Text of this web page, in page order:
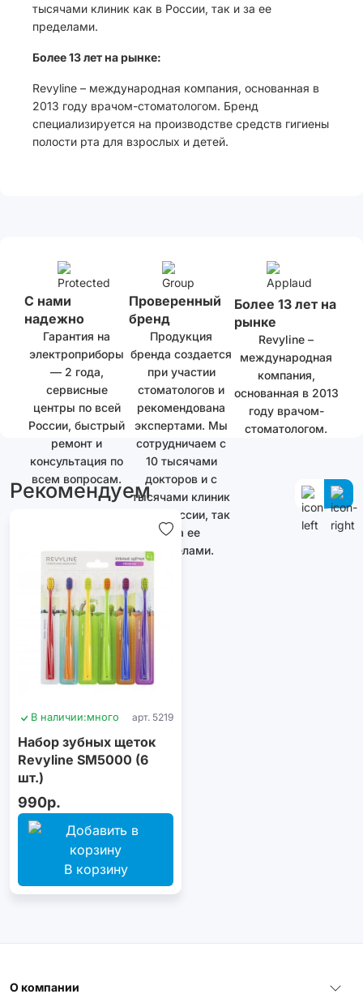
тысячами клиник как в России, так и за ее
пределами.
Более 13 лет на рынке:
Revyline – международная компания, основанная в
2013 году врачом-стоматологом. Бренд
специализируется на производстве средств гигиены
полости рта для взрослых и детей.
С нами
надежно
Гарантия на
электроприборы
— 2 года,
сервисные
центры по всей
России, быстрый
ремонт и
консультация по
всем вопросам.
Проверенный
бренд
Продукция
бренда создается
при участии
стоматологов и
рекомендована
экспертами. Мы
сотрудничаем с
10 тысячами
докторов и с
тысячами клиник
как в России, так
и за ее
пределами.
Более 13 лет на
рынке
Revyline –
международная
компания,
основанная в 2013
году врачом-
стоматологом.
Рекомендуем
В наличии:много арт. 5219
Набор зубных щеток
Revyline SM5000 (6
шт.)
990р.
В корзину
О компании